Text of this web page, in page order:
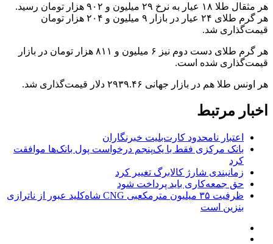
هر مثقال طلا ۱۸ عیار به نرخ ۲۹ میلیون و ۹۰۲ هزار تومان رسید.
هر گرم طلای ۲۴ عیار در بازار ۹ میلیون و ۲۰۴ هزار تومان
قیمت‌گذاری شد.
هر گرم طلای دست دوم نیز ۶ میلیون و ۸۱۱ هزار تومان در بازار
قیمت‌گذاری شده است.
هر اونس طلا هم در بازار جهانی ۲۹۳۹.۴۶ دلار قیمت‌گذاری شد.
اخبار مرتبط
اعتبار نامحدود کارت‌بلیت خبرنگاران
بانک مرکزی فقط با یک‌‎پنجم درخواست پول بانک‌ها موافقت
کرد
زمانبندی شارژ کالابرگ تغییر کرد
حق جمعه‌کاری باید پرداخت شود
ظرفیت ۳۵ میلیون مترمکعبی CNG شاه‌کلید عبور از ناترازی
بنزین است